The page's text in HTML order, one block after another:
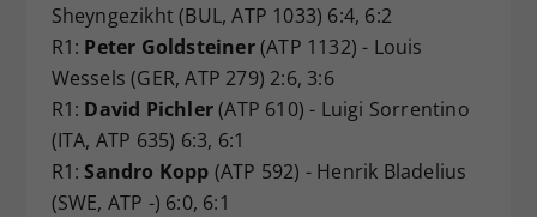
Sheyngezikht (BUL, ATP 1033) 6:4, 6:2
R1: Peter Goldsteiner(ATP 1132) - Louis
Wessels (GER, ATP 279) 2:6, 3:6
R1: David Pichler(ATP 610) - Luigi Sorrentino
(ITA, ATP 635) 6:3, 6:1
R1:Sandro Kopp (ATP 592) - Henrik Bladelius
(SWE, ATP -) 6:0, 6:1